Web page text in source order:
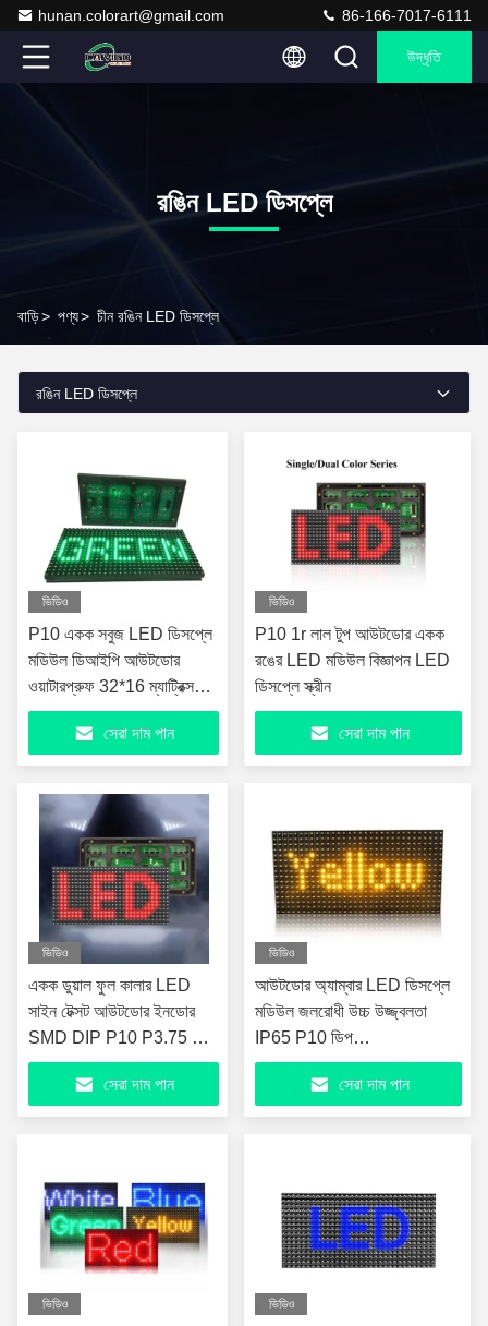
hunan.colorart@gmail.com 86-166-7017-6111
উদ্ধৃতি
রঙিন LED ডিসপ্লে
বাড়ি> পণ্য> চীন রঙিন LED ডিসপ্লে
রঙিন LED ডিসপ্লে
ভিডিও
P10 একক সবুজ LED ডিসপ্লে
মডিউল ডিআইপি আউটডোর
ওয়াটারপ্রুফ 32*16 ম্যাট্রিক্স
1/4 স্ক্যান
সেরা দাম পান
ভিডিও
P10 1r লাল টুপ আউটডোর একক
রঙের LED মডিউল বিজ্ঞাপন LED
ডিসপ্লে স্ক্রীন
সেরা দাম পান
ভিডিও
একক ডুয়াল ফুল কালার LED
সাইন টেক্সট আউটডোর ইনডোর
SMD DIP P10 P3.75 P5
LED ডিসপ্লে
সেরা দাম পান
ভিডিও
আউটডোর অ্যাম্বার LED ডিসপ্লে
মডিউল জলরোধী উচ্চ উজ্জ্বলতা
IP65 P10 ডিপ
320mm*160mm
সেরা দাম পান
ভিডিও ভিডিও